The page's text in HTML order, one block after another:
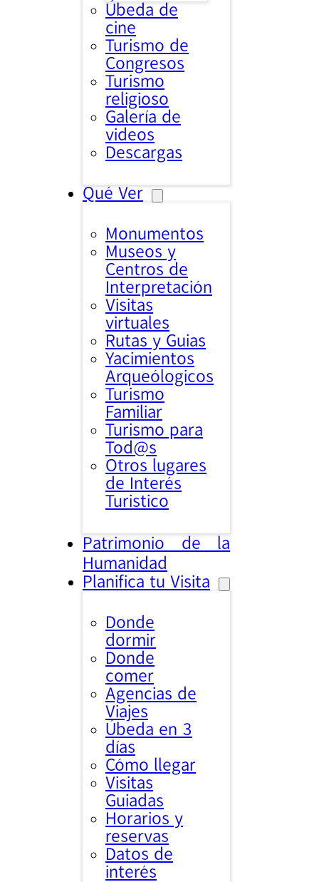
Úbeda de
cine
Turismo de
Congresos
Turismo
religioso
Galería de
videos
Descargas
Qué Ver
Monumentos
Museos y
Centros de
Interpretación
Visitas
virtuales
Rutas y Guias
Yacimientos
Arqueólogicos
Turismo
Familiar
Turismo para
Tod@s
Otros lugares
de Interés
Turistico
Patrimonio de la
Humanidad
Planifica tu Visita
Donde
dormir
Donde
comer
Agencias de
Viajes
Úbeda en 3
días
Cómo llegar
Visitas
Guiadas
Horarios y
reservas
Datos de
interés